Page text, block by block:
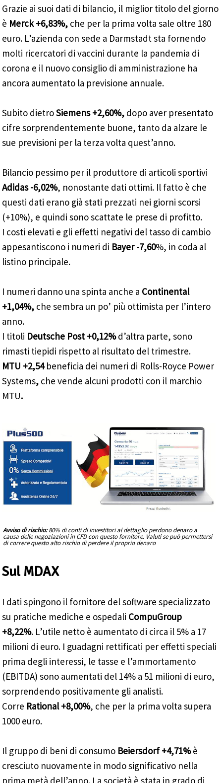
Grazie ai suoi dati di bilancio, il miglior titolo del giorno
è Merck +6,83%, che per la prima volta sale oltre 180
euro. L’azienda con sede a Darmstadt sta fornendo
molti ricercatori di vaccini durante la pandemia di
corona e il nuovo consiglio di amministrazione ha
ancora aumentato la previsione annuale.
Subito dietroSiemens +2,60%, dopo aver presentato
cifre sorprendentemente buone, tanto da alzare le
sue previsioni per la terza volta quest’anno.
Bilancio pessimo per il produttore di articoli sportivi
Adidas -6,02%, nonostante dati ottimi. Il fatto è che
questi dati erano già stati prezzati nei giorni scorsi
(+10%), e quindi sono scattate le prese di profitto.
I costi elevati e gli effetti negativi del tasso di cambio
appesantiscono i numeri di Bayer -7,60%, in coda al
listino principale.
I numeri danno una spinta anche a Continental
+1,04%, che sembra un po’ più ottimista per l’intero
anno.
I titoli Deutsche Post +0,12%d’altra parte, sono
rimasti tiepidi rispetto al risultato del trimestre.
MTU +2,54beneficia dei numeri di Rolls-Royce Power
Systems, che vende alcuni prodotti con il marchio
MTU.
Avviso di rischio:80% di conti di investitori al dettaglio perdono denaro a
causa delle negoziazioni in CFD con questo fornitore. Valuti se può permettersi
di correre questo alto rischio di perdere il proprio denaro
Sul MDAX
I dati spingono il fornitore del software specializzato
su pratiche mediche e ospedali CompuGroup
+8,22%. L’utile netto è aumentato di circa il 5% a 17
milioni di euro. I guadagni rettificati per effetti speciali
prima degli interessi, le tasse e l’ammortamento
(EBITDA) sono aumentati del 14% a 51 milioni di euro,
sorprendendo positivamente gli analisti.
Corre Rational +8,00%, che per la prima volta supera
1000 euro.
Il gruppo di beni di consumo Beiersdorf +4,71%è
cresciuto nuovamente in modo significativo nella
prima metà dell’anno. La società è stata in grado di